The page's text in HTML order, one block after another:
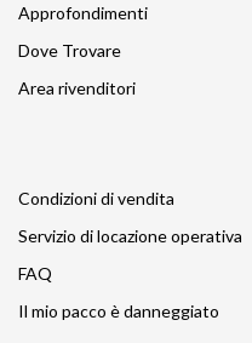
Approfondimenti
Dove Trovare
Area rivenditori
Condizioni di vendita
Servizio di locazione operativa
FAQ
Il mio pacco è danneggiato